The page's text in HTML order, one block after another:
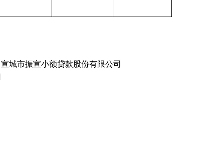
宣城市振宣小额贷款股份有限公司